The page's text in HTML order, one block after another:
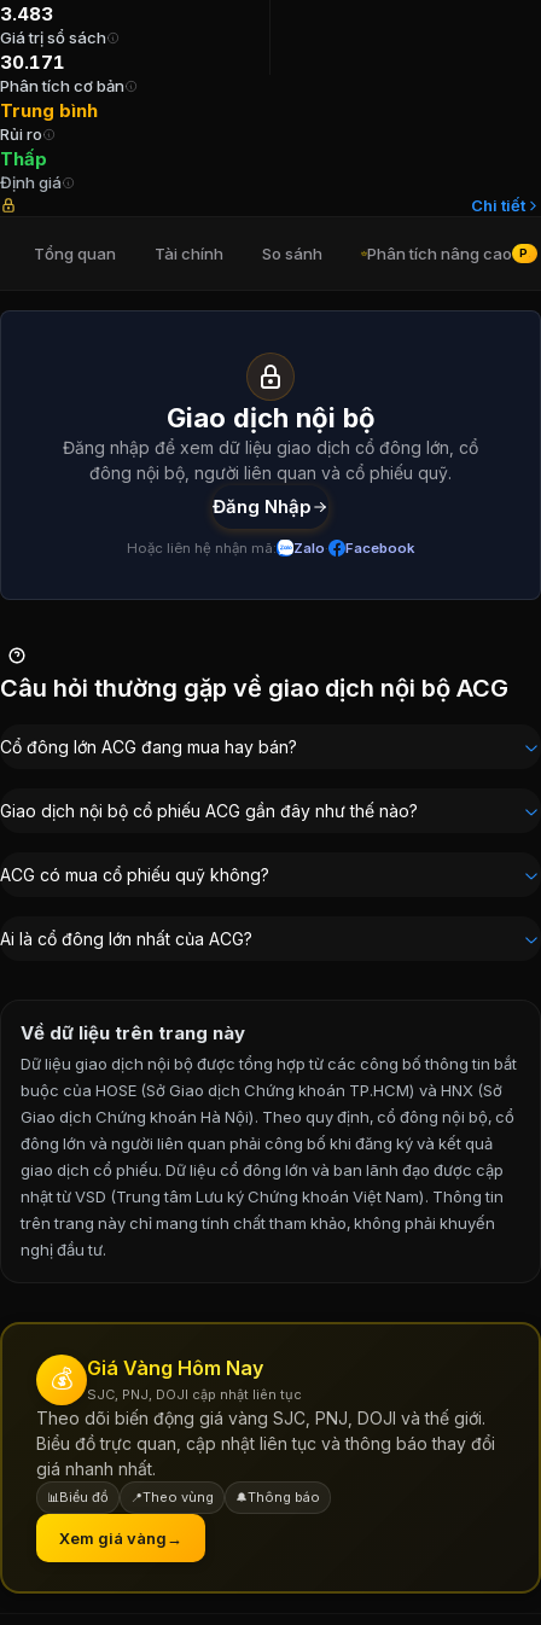
Ban lãnh đạo
Chủ tịch Hội đồng Quản trị
Kế toán trưởng
Trưởng Ban kiểm soát
Phó Chủ tịch Hội đồng Quản trị
Kamibayashiyama
Cổ đông lớnCông ty Cổ phần Gỗ An
Công ty TNHH Đầu Tư Nc Việt Nam: 50,05%
Sumitomo Forestry Co., Ltd
Whitlam Holding Pte.ltd : 18,07%
Nguyễn Minh Tuấn
1,98%
VOF Investment Limited: 0,69%
3.483
Giá trị sổ sách
30.171
Phân tích cơ bản
Trung bình
Rủi ro
Thấp
Định giá
Chi tiết
Tổng quan Tài chính So sánh Phân tích nâng cao PRO
Giao dịch nội bộ và cổ đông lớn
Tổng hợp giao dịch cổ đông nội bộ, cổ đông lớn, người
Cổ đông lớn ACG
ACG-Công ty Cổ phần Gỗ An
Cổ đông
Tỷ lệ sở hữu
Công ty TNHH Đầu Tư Nc Việt Nam
8/8/
Whitlam Holding Pte.ltd
Nguyễn Minh Tuấn
1.98%
8/8/
Kế toán trưởng:Thiều Thị Ngọc Diễm
Tổng Giám đốc
Võ Thị Ngọc Ánh
Phó Chủ tịch Hội đồng Quản trị
Giao dịch nội bộ
Đăng nhập để xem dữ liệu giao dịch cổ đông lớn, cổ
đông nội bộ, người liên quan và cổ phiếu quỹ.
Đăng Nhập
Hoặc liên hệ nhận mã: Zalo· Facebook
Câu hỏi thường gặp về giao dịch nội bộ ACG
Cổ đông lớn ACG đang mua hay bán?
Giao dịch nội bộ cổ phiếu ACG gần đây như thế nào?
ACG có mua cổ phiếu quỹ không?
Ai là cổ đông lớn nhất của ACG?
Về dữ liệu trên trang này
Dữ liệu giao dịch nội bộ được tổng hợp từ các công bố thông tin bắt
buộc của HOSE (Sở Giao dịch Chứng khoán TP.HCM) và HNX (Sở
Giao dịch Chứng khoán Hà Nội). Theo quy định, cổ đông nội bộ, cổ
đông lớn và người liên quan phải công bố khi đăng ký và kết quả
giao dịch cổ phiếu. Dữ liệu cổ đông lớn và ban lãnh đạo được cập
nhật từ VSD (Trung tâm Lưu ký Chứng khoán Việt Nam). Thông tin
trên trang này chỉ mang tính chất tham khảo, không phải khuyến
nghị đầu tư.
💰 Giá Vàng Hôm Nay
SJC, PNJ, DOJI cập nhật liên tục
Theo dõi biến động giá vàng SJC, PNJ, DOJI và thế giới.
Biểu đồ trực quan, cập nhật liên tục và thông báo thay đổi
giá nhanh nhất.
📊 Biểu đồ 📍Theo vùng 🔔Thông báo
Xem giá vàng→